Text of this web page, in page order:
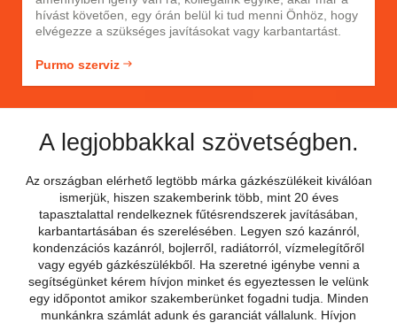
hívást követően, egy órán belül ki tud menni Önhöz, hogy
elvégezze a szükséges javításokat vagy karbantartást.
Purmo szerviz
A legjobbakkal szövetségben.
Az országban elérhető legtöbb márka gázkészülékeit kiválóan
ismerjük, hiszen szakemberink több, mint 20 éves
tapasztalattal rendelkeznek fűtésrendszerek javításában,
karbantartásában és szerelésében. Legyen szó kazánról,
kondenzációs kazánról, bojlerről, radiátorról, vízmelegítőről
vagy egyéb gázkészülékből. Ha szeretné igénybe venni a
segítségünket kérem hívjon minket és egyeztessen le velünk
egy időpontot amikor szakemberünket fogadni tudja. Minden
munkánkra számlát adunk és garanciát vállalunk. Hívjon